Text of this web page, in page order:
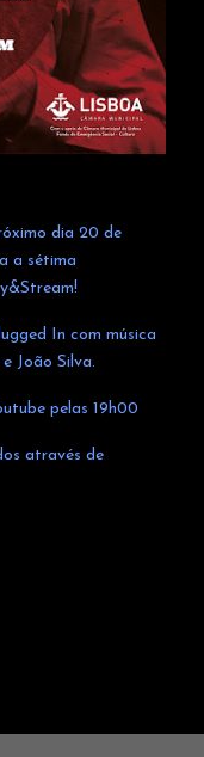
dia 20 de
a sétima
In com música
João Silva.
pelas 19h00
através de